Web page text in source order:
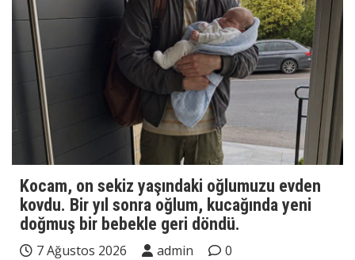
Kocam, on sekiz yaşındaki oğlumuzu evden
kovdu. Bir yıl sonra oğlum, kucağında yeni
doğmuş bir bebekle geri döndü.
7 Ağustos 2026 admin
0